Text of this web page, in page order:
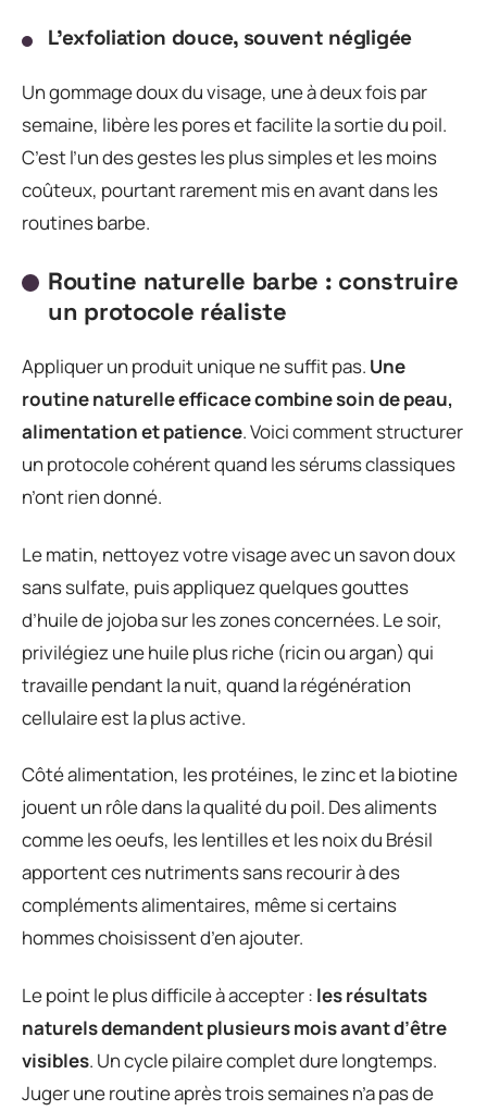
L’exfoliation douce, souvent négligée
Un gommage doux du visage, une à deux fois par
semaine, libère les pores et facilite la sortie du poil.
C’est l’un des gestes les plus simples et les moins
coûteux, pourtant rarement mis en avant dans les
routines barbe.
Routine naturelle barbe : construire
un protocole réaliste
Appliquer un produit unique ne suffit pas. Une
routine naturelle efficace combine soin de peau,
alimentation et patience. Voici comment structurer
un protocole cohérent quand les sérums classiques
n’ont rien donné.
Le matin, nettoyez votre visage avec un savon doux
sans sulfate, puis appliquez quelques gouttes
d’huile de jojoba sur les zones concernées. Le soir,
privilégiez une huile plus riche (ricin ou argan) qui
travaille pendant la nuit, quand la régénération
cellulaire est la plus active.
Côté alimentation, les protéines, le zinc et la biotine
jouent un rôle dans la qualité du poil. Des aliments
comme les oeufs, les lentilles et les noix du Brésil
apportent ces nutriments sans recourir à des
compléments alimentaires, même si certains
hommes choisissent d’en ajouter.
Le point le plus difficile à accepter : les résultats
naturels demandent plusieurs mois avant d’être
visibles. Un cycle pilaire complet dure longtemps.
Juger une routine après trois semaines n’a pas de